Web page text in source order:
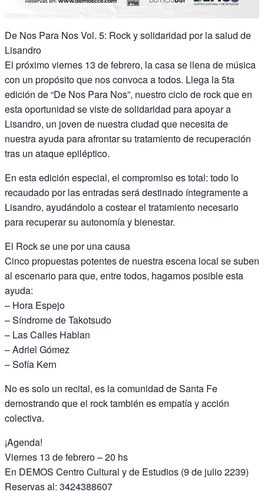
De Nos Para Nos Vol. 5: Rock y solidaridad por la salud de
Lisandro
El próximo viernes 13 de febrero, la casa se llena de música
con un propósito que nos convoca a todos. Llega la 5ta
edición de “De Nos Para Nos”, nuestro ciclo de rock que en
esta oportunidad se viste de solidaridad para apoyar a
Lisandro, un joven de nuestra ciudad que necesita de
nuestra ayuda para afrontar su tratamiento de recuperación
tras un ataque epiléptico.
En esta edición especial, el compromiso es total: todo lo
recaudado por las entradas será destinado íntegramente a
Lisandro, ayudándolo a costear el tratamiento necesario
para recuperar su autonomía y bienestar.
El Rock se une por una causa
Cinco propuestas potentes de nuestra escena local se suben
al escenario para que, entre todos, hagamos posible esta
ayuda:
– Hora Espejo
– Síndrome de Takotsudo
– Las Calles Hablan
– Adriel Gómez
– Sofía Kern
No es solo un recital, es la comunidad de Santa Fe
demostrando que el rock también es empatía y acción
colectiva.
¡Agenda!
Viernes 13 de febrero – 20 hs
En DEMOS Centro Cultural y de Estudios (9 de julio 2239)
Reservas al: 3424388607